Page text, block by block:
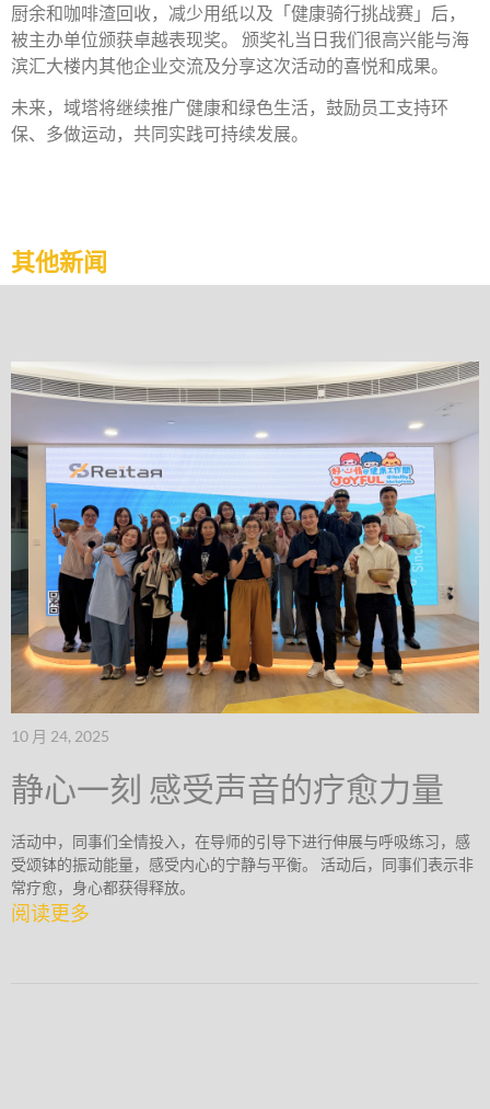
厨余和咖啡渣回收，减少用纸以及「健康骑行挑战赛」后，
被主办单位颁获卓越表现奖。 颁奖礼当日我们很高兴能与海
滨汇大楼内其他企业交流及分享这次活动的喜悦和成果。
未来，域塔将继续推广健康和绿色生活，鼓励员工支持环
保、多做运动，共同实践可持续发展。
其他新闻
10 月 24, 2025
静心一刻 感受声音的疗愈力量
活动中，同事们全情投入，在导师的引导下进行伸展与呼吸练习，感
受颂钵的振动能量，感受内心的宁静与平衡。 活动后，同事们表示非
常疗愈，身心都获得释放。
阅读更多